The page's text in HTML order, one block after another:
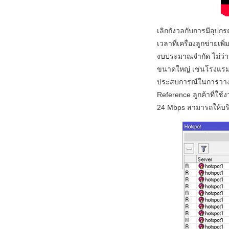
เลิกกังวลกับการมีอุปก
เวลาที่เครื่องลูกข่ายเ
งบประมาณจำกัด ไม่ว่
ขนาดใหญ่ เช่นโรงแร
ประสบการณ์ในการวา
Reference ลูกค้าที่ใช้
24 Mbps สามารถให้บ